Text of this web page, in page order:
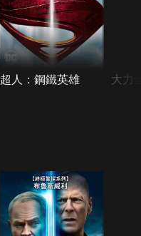
超人：鋼鐵英雄 大力